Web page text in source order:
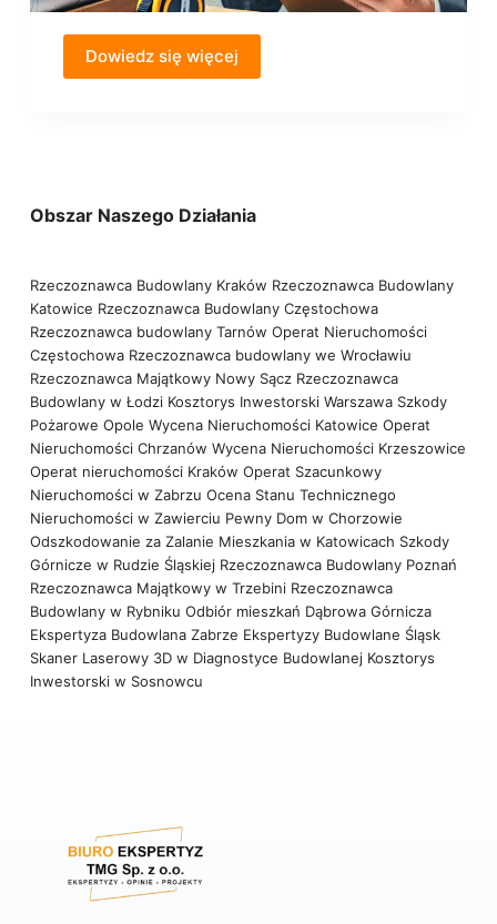
Dowiedz się więcej
Obszar Naszego Działania
Rzeczoznawca Budowlany Kraków Rzeczoznawca Budowlany
Katowice Rzeczoznawca Budowlany Częstochowa
Rzeczoznawca budowlany Tarnów Operat Nieruchomości
Częstochowa Rzeczoznawca budowlany we Wrocławiu
Rzeczoznawca Majątkowy Nowy Sącz Rzeczoznawca
Budowlany w Łodzi Kosztorys Inwestorski Warszawa Szkody
Pożarowe Opole Wycena Nieruchomości Katowice Operat
Nieruchomości Chrzanów Wycena Nieruchomości Krzeszowice
Operat nieruchomości Kraków Operat Szacunkowy
Nieruchomości w Zabrzu Ocena Stanu Technicznego
Nieruchomości w Zawierciu Pewny Dom w Chorzowie
Odszkodowanie za Zalanie Mieszkania w Katowicach Szkody
Górnicze w Rudzie Śląskiej Rzeczoznawca Budowlany Poznań
Rzeczoznawca Majątkowy w Trzebini Rzeczoznawca
Budowlany w Rybniku Odbiór mieszkań Dąbrowa Górnicza
Ekspertyza Budowlana Zabrze Ekspertyzy Budowlane Śląsk
Skaner Laserowy 3D w Diagnostyce Budowlanej Kosztorys
Inwestorski w Sosnowcu